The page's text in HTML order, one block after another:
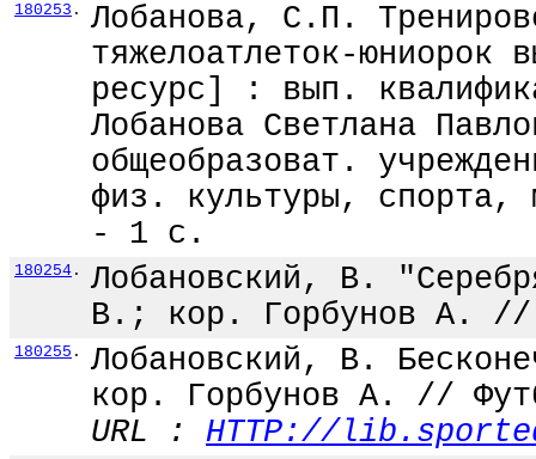
180253 .
Лобанова, С.П.
тяжелоатлеток-юниорок
ресурс] : вып.
Лобанова Светлана
общеобразоват.
физ. культуры,
- 1 с.
180254 .
Лобановский, В.
В.; кор. Горбунов А.
180255 .
Лобановский, В.
кор. Горбунов А. //
URL : HTTP://